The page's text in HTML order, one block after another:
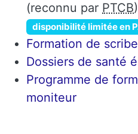
(reconnu par PTCB)
disponibilité limitée en
Formation de
Dossiers de santé
Programme de
moniteur